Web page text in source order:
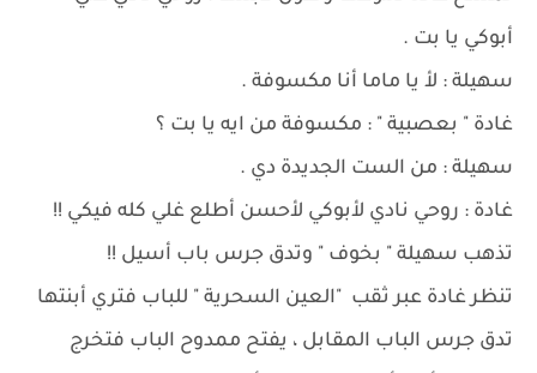
أبوكي يا بت .
سهيلة : لأ يا ماما أنا مكسوفة .
غادة " بعصبية " : مكسوفة من ايه يا بت ؟
سهيلة : من الست الجديدة دي .
غادة : روحي نادي لأبوكي لأحسن أطلع غلي كله فيكي !!
تذهب سهيلة " بخوف " وتدق جرس باب أسيل !!
تنظر غادة عبر ثقب "العين السحرية " للباب فتري أبنتها
تدق جرس الباب المقابل ، يفتح ممدوح الباب فتخرج